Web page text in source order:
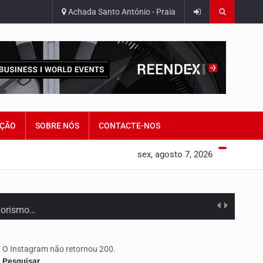
Achada Santo António - Praia
SOBRE NÓS CONTACTE-NOS
sex, agosto 7, 2026
O Instagram não retornou 200.